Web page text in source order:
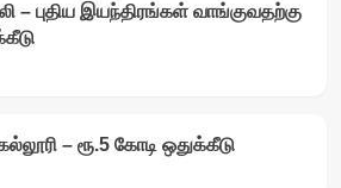
– புதிய இயந்திரங்கள் வாங்குவதற்கு
– ரூ.5 கோடி ஒதுக்கீடு